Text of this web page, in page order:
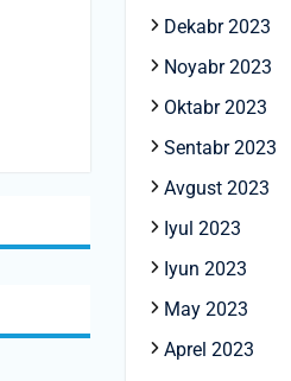
Dekabr 2023
Noyabr 2023
Oktabr 2023
Sentabr 2023
Avgust 2023
Iyul 2023
Iyun 2023
May 2023
Aprel 2023